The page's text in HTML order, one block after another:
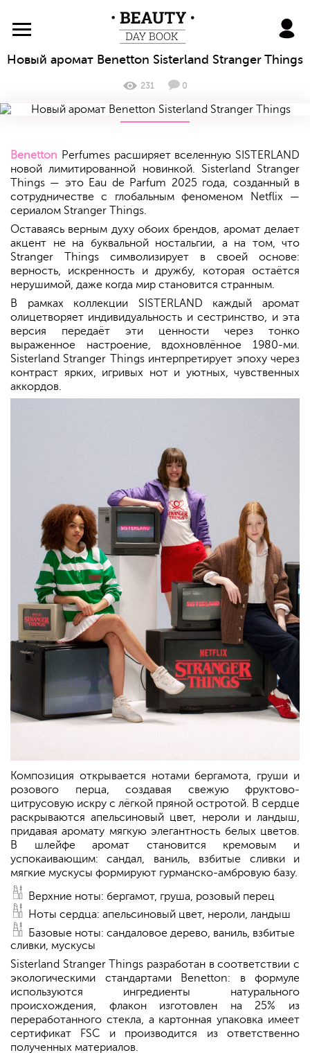
BeautyDayBook
Новый аромат Benetton Sisterland Stranger Things
231 0
Benetton Perfumes расширяет вселенную SISTERLAND
новой лимитированной новинкой. Sisterland Stranger
Things — это Eau de Parfum 2025 года, созданный в
сотрудничестве с глобальным феноменом Netflix —
сериалом Stranger Things.
Оставаясь верным духу обоих брендов, аромат делает
акцент не на буквальной ностальгии, а на том, что
Stranger Things символизирует в своей основе:
верность, искренность и дружбу, которая остаётся
нерушимой, даже когда мир становится странным.
В рамках коллекции SISTERLAND каждый аромат
олицетворяет индивидуальность и сестринство, и эта
версия передаёт эти ценности через тонко
выраженное настроение, вдохновлённое 1980-ми.
Sisterland Stranger Things интерпретирует эпоху через
контраст ярких, игривых нот и уютных, чувственных
аккордов.
Композиция открывается нотами бергамота, груши и
розового перца, создавая свежую фруктово-
цитрусовую искру с лёгкой пряной остротой. В сердце
раскрываются апельсиновый цвет, нероли и ландыш,
придавая аромату мягкую элегантность белых цветов.
В шлейфе аромат становится кремовым и
успокаивающим: сандал, ваниль, взбитые сливки и
мягкие мускусы формируют гурманско-амбровую базу.
Верхние ноты: бергамот, груша, розовый перец
Ноты сердца: апельсиновый цвет, нероли, ландыш
Базовые ноты: сандаловое дерево, ваниль, взбитые
сливки, мускусы
Sisterland Stranger Things разработан в соответствии с
экологическими стандартами Benetton: в формуле
используются ингредиенты натурального
происхождения, флакон изготовлен на 25% из
переработанного стекла, а картонная упаковка имеет
сертификат FSC и производится из ответственно
полученных материалов.